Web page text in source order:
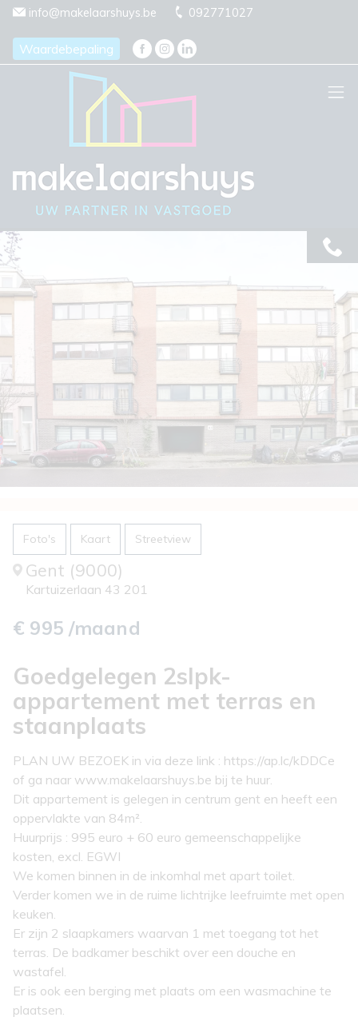
Menu overslaan en naar de inhoud gaan
info@makelaarshuys.be 092771027
Waardebepaling
Goedgelegen 2slpk-
appartement met terras en
staanplaats
Gent (9000)
Kartuizerlaan 43 201
€ 995 /maand
Foto's Kaart Streetview
PLAN UW BEZOEK in via deze link : https://ap.lc/kDDCe
of ga naar www.makelaarshuys.be bij te huur.
Dit appartement is gelegen in centrum gent en heeft een
oppervlakte van 84m².
Huurprijs : 995 euro + 60 euro gemeenschappelijke
kosten, excl. EGWI
We komen binnen in de inkomhal met apart toilet.
Verder komen we in de ruime lichtrijke leefruimte met open
keuken.
Er zijn 2 slaapkamers waarvan 1 met toegang tot het
terras. De badkamer beschikt over een douche en
wastafel.
Er is ook een berging met plaats om een wasmachine te
plaatsen.